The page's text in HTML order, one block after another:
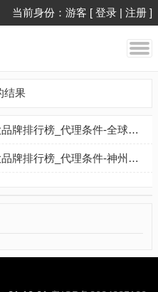
当前身份：游客 [ 登录 | 注册 ]
结果
珠宝店加盟_珠宝加盟招商_十大品牌排行榜_代理条件-全球加盟网
珠宝店加盟_珠宝加盟招商_十大品牌排行榜_代理条件-神州加盟网